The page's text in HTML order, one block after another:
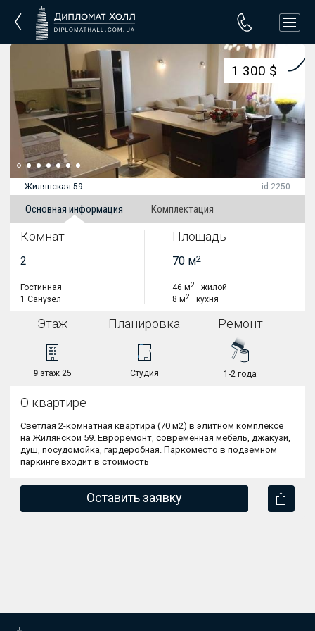
Жилянская 59 id 2250
Основная информация Комплектация
1 300 $
Комнат
2
Гостинная
1 Санузел
Площадь
70 м2
46 м2жилой
8 м2кухня
О квартире
Светлая 2-комнатная квартира (70 м2) в элитном комплексе
на Жилянской 59. Евроремонт, современная мебель, джакузи,
душ, посудомойка, гардеробная. Паркоместо в подземном
паркинге входит в стоимость
Этаж
9 этаж 25
Планировка
Студия
Ремонт
1-2 года
Оставить заявку